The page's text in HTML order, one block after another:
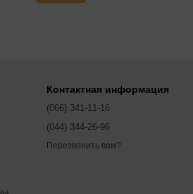
Контактная информация
(066) 341-11-16
(044) 344-26-96
Перезвонить вам?